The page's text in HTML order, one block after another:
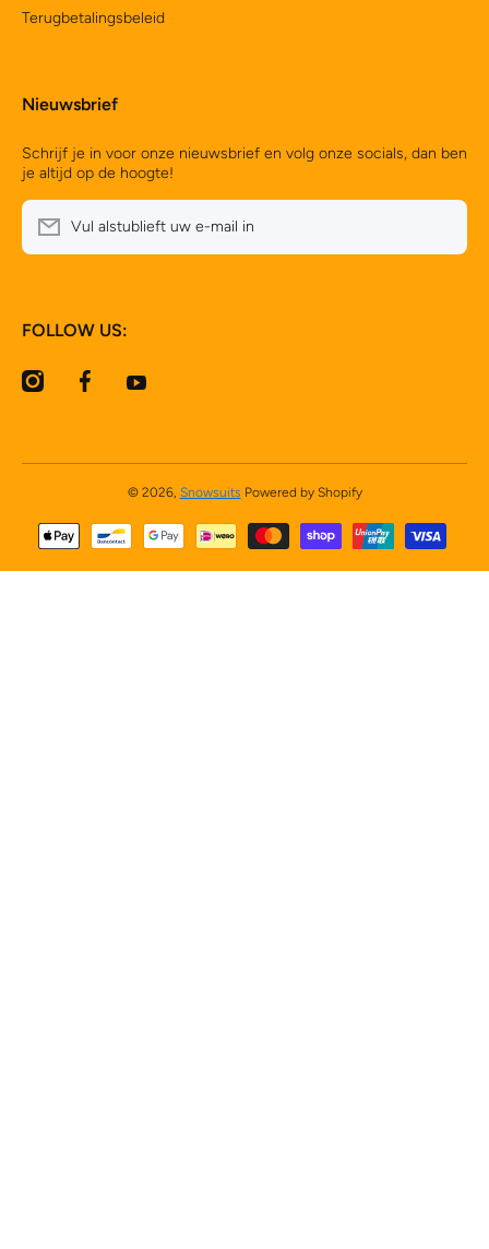
Terugbetalingsbeleid
Nieuwsbrief
Schrijf je in voor onze nieuwsbrief en volg onze socials, dan ben
je altijd op de hoogte!
Vul alstublieft uw e-mail in
FOLLOW US:
instagramcom/snowsuits_eu/
facebookcom/SnowsuitsEU
youtubecom/channel/
© 2026, Snowsuits Powered by Shopify
Betaalmethodes